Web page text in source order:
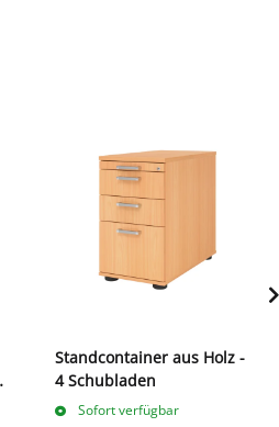
Standcontainer aus Holz -
4 Schubladen
Sofort verfügbar